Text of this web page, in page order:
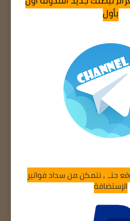
بأول
حتى نتمكن من سداد فواتير
الإستضافة